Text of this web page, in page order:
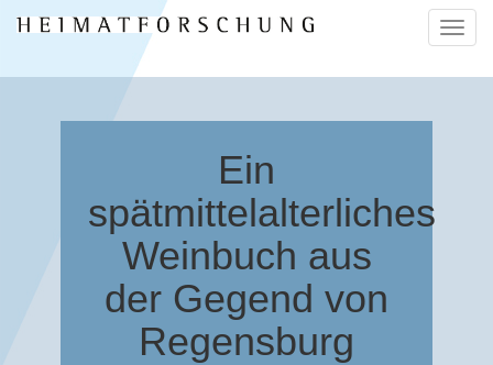
ein-/
Ein
spätmittelalterliches
Weinbuch aus
der Gegend von
Regensburg